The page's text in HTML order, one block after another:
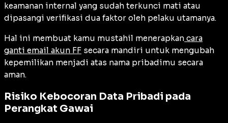
keamanan internal yang sudah terkunci mati atau
dipasangi verifikasi dua faktor oleh pelaku utamanya.
Hal ini membuat kamu mustahil menerapkan cara
ganti email akun FF secara mandiri untuk mengubah
kepemilikan menjadi atas nama pribadimu secara
aman.
Risiko Kebocoran Data Pribadi pada
Perangkat Gawai